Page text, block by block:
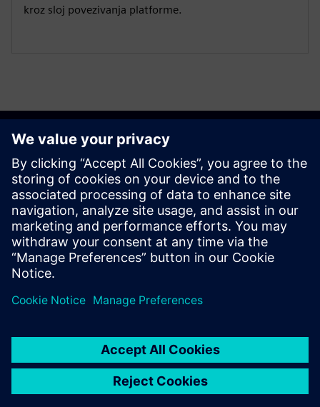
kroz sloj povezivanja platforme.
Započnite
Kontaktirajte nas